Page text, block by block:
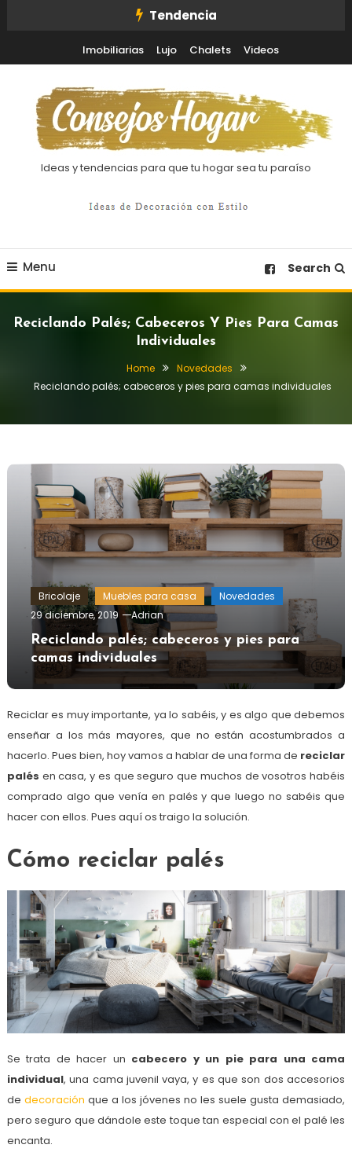
Tendencia
Imobiliarias Lujo Chalets Videos
Ideas y tendencias para que tu hogar sea tu paraíso
Menu Search
Reciclando Palés; Cabeceros Y Pies Para Camas
Individuales
Home
Novedades
Reciclando palés; cabeceros y pies para camas individuales
Bricolaje Muebles para casa
Novedades
29 diciembre, 2019
Adrian
Reciclando palés; cabeceros y pies para
camas individuales
Reciclar es muy importante, ya lo sabéis, y es algo que debemos
enseñar a los más mayores, que no están acostumbrados a
hacerlo. Pues bien, hoy vamos a hablar de una forma de reciclar
palés en casa, y es que seguro que muchos de vosotros habéis
comprado algo que venía en palés y que luego no sabéis que
hacer con ellos. Pues aquí os traigo la solución.
Cómo reciclar palés
Se trata de hacer un cabecero y un pie para una cama
individual, una cama juvenil vaya, y es que son dos accesorios
de decoración que a los jóvenes no les suele gusta demasiado,
pero seguro que dándole este toque tan especial con el palé les
encanta.